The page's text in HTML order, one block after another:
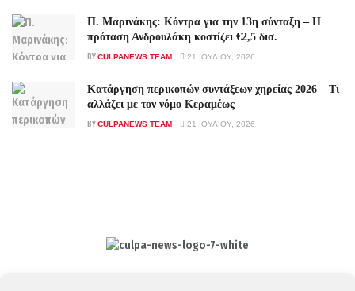
Π. Μαρινάκης: Κόντρα για την 13η σύνταξη – Η
πρόταση Ανδρουλάκη κοστίζει €2,5 δισ.
BYCULPANEWS TEAM 21 ΙΟΥΛΊΟΥ, 2026
Κατάργηση περικοπών συντάξεων χηρείας 2026 – Τι
αλλάζει με τον νόμο Κεραμέως
BYCULPANEWS TEAM 21 ΙΟΥΛΊΟΥ, 2026